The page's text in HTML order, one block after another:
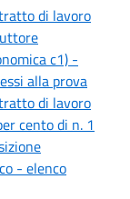
di lavoro
c1) -
alla prova
di lavoro
cento di n. 1
- elenco